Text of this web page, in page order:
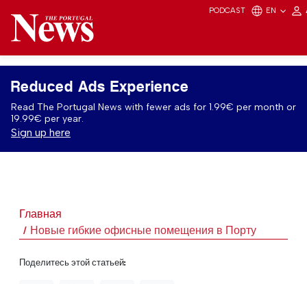
PODCAST EN
Reduced Ads Experience
Read The Portugal News with fewer ads for 1.99€ per month or
19.99€ per year.
Sign up here
Главная
Новые гибкие офисные помещения в Порту
Поделитесь этой статьей: